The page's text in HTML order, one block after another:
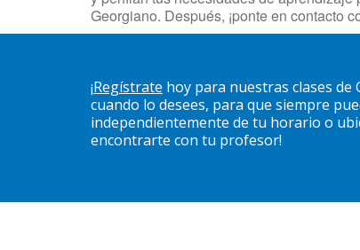
Georgiano. Después, ¡ponte en contacto
¡Regístrate hoy para nuestras clases de
cuando lo desees, para que siempre
independientemente de tu horario o
encontrarte con tu profesor!